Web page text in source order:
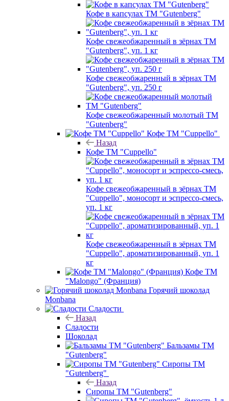
Кофе в капсулах ТМ "Gutenberg"
Кофе свежеобжаренный в зёрнах ТМ
"Gutenberg", уп. 1 кг
Кофе свежеобжаренный в зёрнах ТМ
"Gutenberg", уп. 250 г
Кофе свежеобжаренный молотый ТМ
"Gutenberg"
Кофе ТМ "Cuppello"
Назад
Кофе ТМ "Cuppello"
Кофе свежеобжаренный в зёрнах ТМ
"Cuppello", моносорт и эспрессо-смесь,
уп. 1 кг
Кофе свежеобжаренный в зёрнах ТМ
"Cuppello", ароматизированный, уп. 1
кг
Кофе ТМ
"Malongo" (Франция)
Горячий шоколад
Monbana
Сладости
Назад
Сладости
Шоколад
Бальзамы ТМ
"Gutenberg"
Сиропы ТМ
"Gutenberg"
Назад
Сиропы ТМ "Gutenberg"